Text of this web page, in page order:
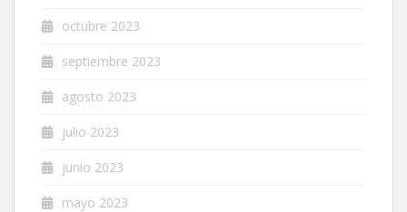
octubre 2023
septiembre 2023
agosto 2023
julio 2023
junio 2023
mayo 2023